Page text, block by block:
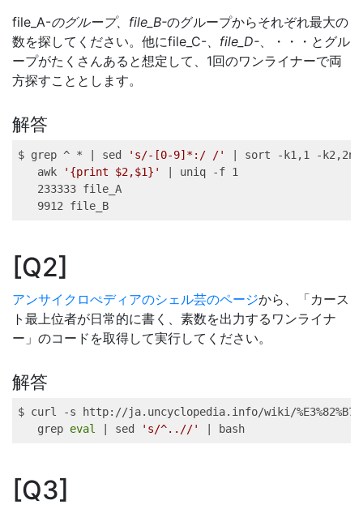
file_A-のグループ、file_B-のグループからそれぞれ最大の
数を探してください。他にfile_C-、file_D-、・・・とグル
ープがたくさんあると想定して、1回のワンライナーで両
方探すこととします。
解答
$ grep ^ * | sed 's/-[0-9]*:/ /' | sort -k1,1 -
awk
'{print $2,$1}' | uniq -f 1
233333 file_A
9912 file_B
Q2
アンサイクロぺディアのシェル芸のページから、「カース
ト最上位者が日常的に書く、素数を出力するワンライナ
ー」のコードを取得して実行してください。
解答
$ curl
-s http://ja.uncyclopedia.info/wiki/
grep eval sed 's/^..//' bash
Q3